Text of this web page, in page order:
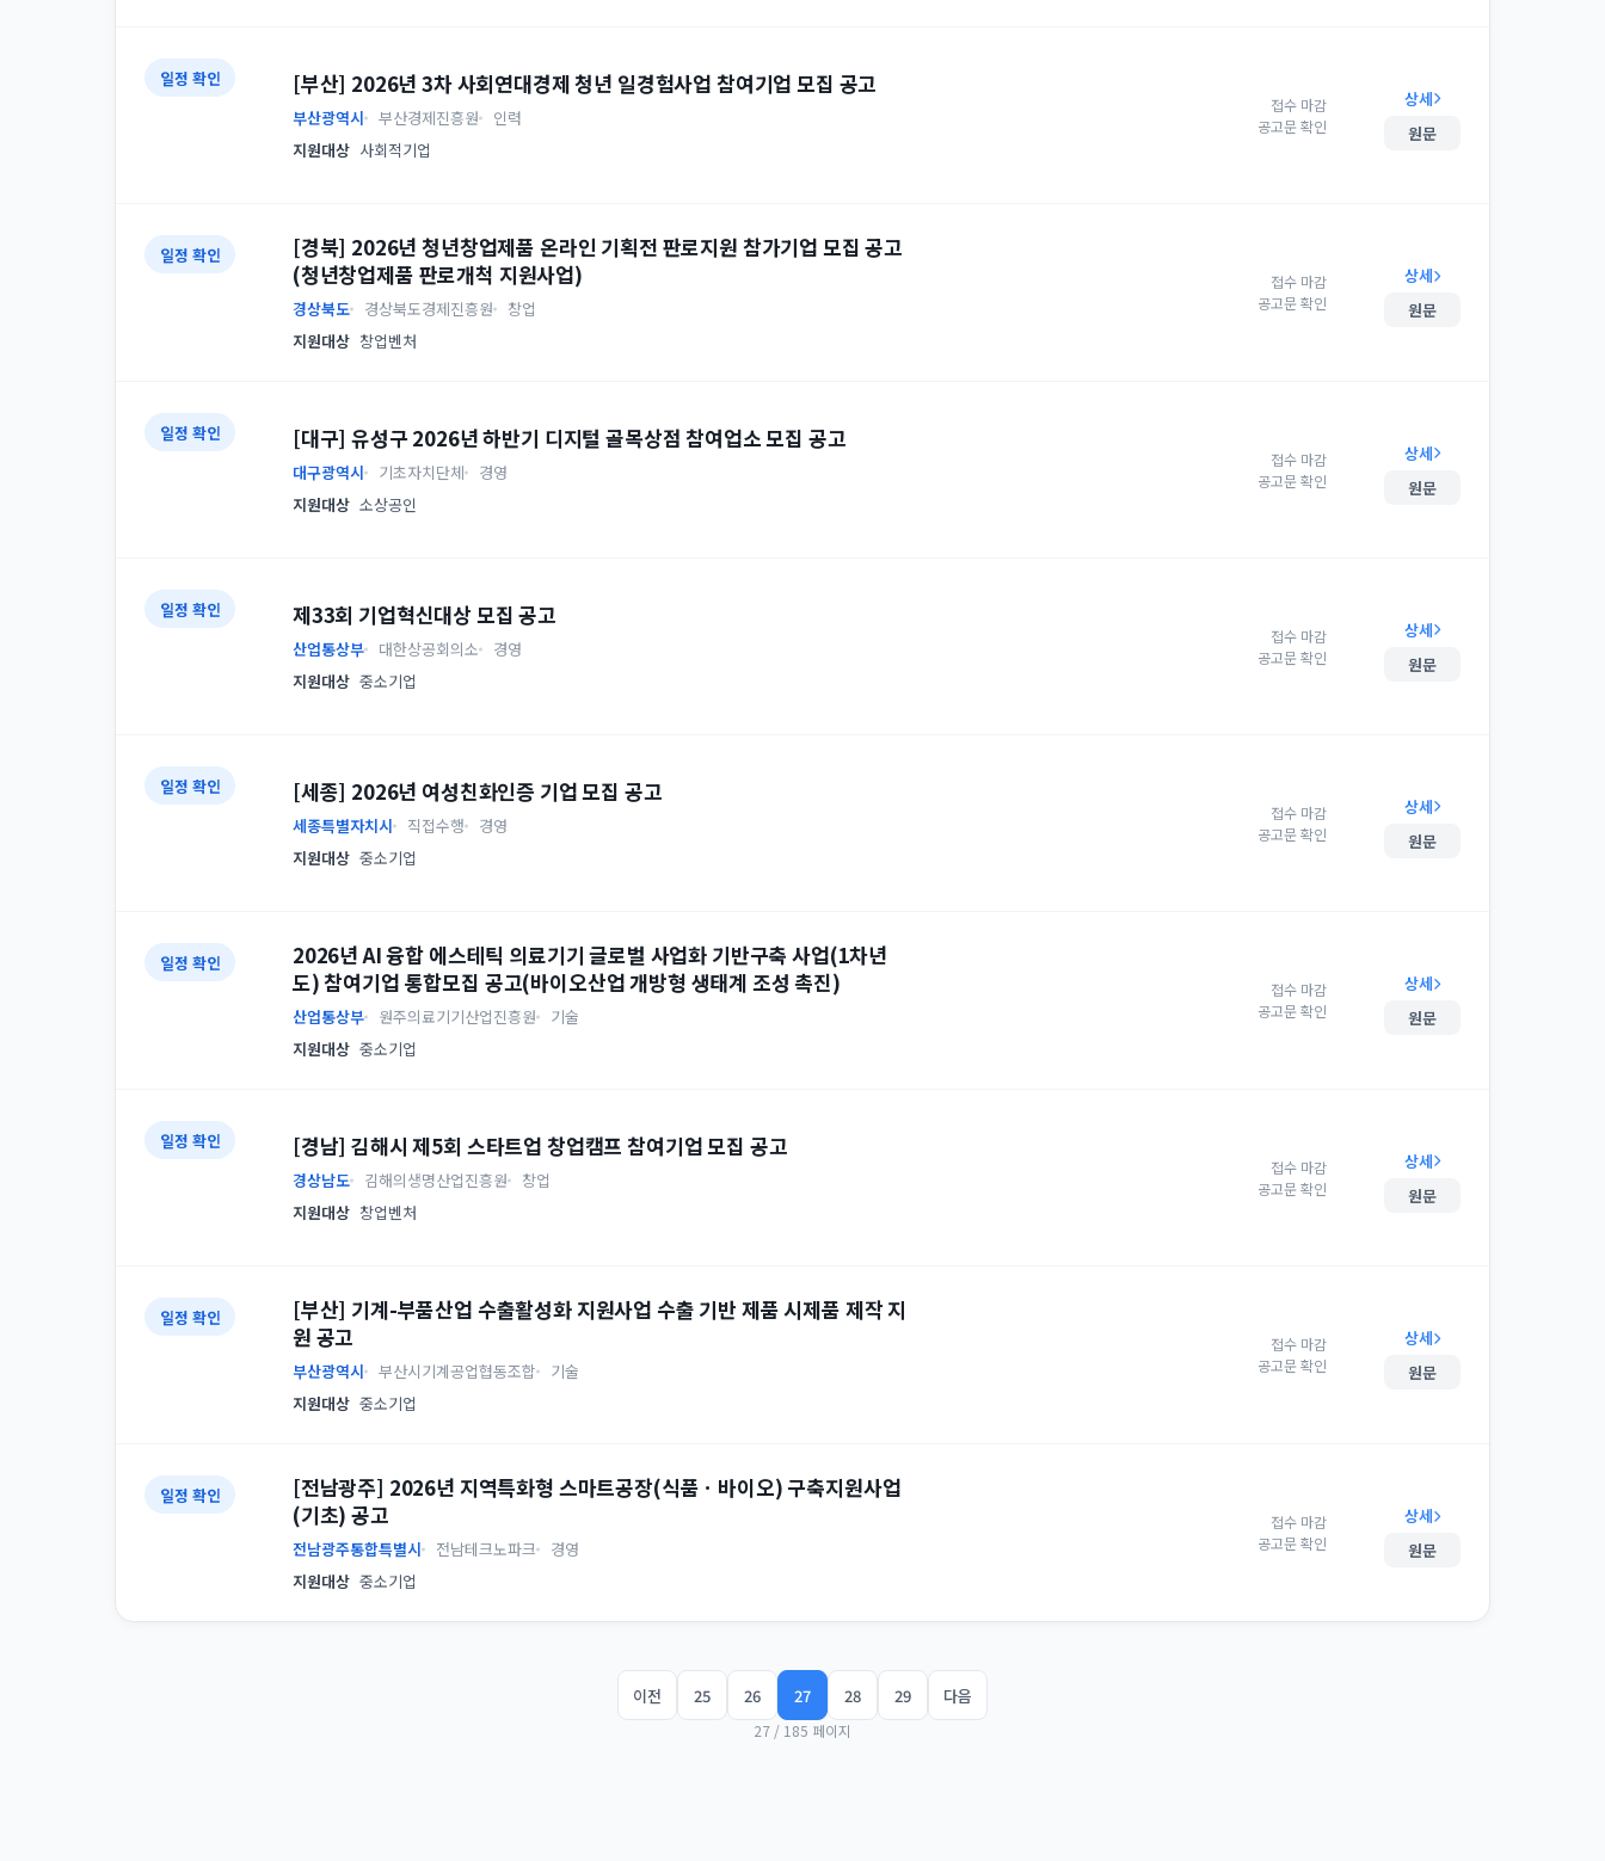
일정 확인 [부산] 2026년 3차 사회연대경제 청년 일경험사업 참여기업 모집 공고
부산광역시 부산경제진흥원
인력
지원대상 사회적기업
접수 마감
공고문 확인
상세
원문
일정 확인
[경북] 2026년 청년창업제품 온라인 기획전 판로지원 참가기업 모집 공고
(청년창업제품 판로개척 지원사업)
경상북도 경상북도경제진흥원
창업
지원대상 창업벤처
접수 마감
공고문 확인
상세
원문
일정 확인 [대구] 유성구 2026년 하반기 디지털 골목상점 참여업소 모집 공고
대구광역시 기초자치단체
경영
지원대상 소상공인
접수 마감
공고문 확인
상세
원문
일정 확인 제33회 기업혁신대상 모집 공고
산업통상부 대한상공회의소
경영
지원대상 중소기업
접수 마감
공고문 확인
상세
원문
일정 확인 [세종] 2026년 여성친화인증 기업 모집 공고
세종특별자치시 직접수행
경영
지원대상 중소기업
접수 마감
공고문 확인
상세
원문
일정 확인
2026년 AI 융합 에스테틱 의료기기 글로벌 사업화 기반구축 사업(1차년
도) 참여기업 통합모집 공고(바이오산업 개방형 생태계 조성 촉진)
산업통상부 원주의료기기산업진흥원
기술
지원대상 중소기업
접수 마감
공고문 확인
상세
원문
일정 확인 [경남] 김해시 제5회 스타트업 창업캠프 참여기업 모집 공고
경상남도 김해의생명산업진흥원
창업
지원대상 창업벤처
접수 마감
공고문 확인
상세
원문
일정 확인
[부산] 기계-부품산업 수출활성화 지원사업 수출 기반 제품 시제품 제작 지
원 공고
부산광역시 부산시기계공업협동조합
기술
지원대상 중소기업
접수 마감
공고문 확인
상세
원문
일정 확인
[전남광주] 2026년 지역특화형 스마트공장(식품ㆍ바이오) 구축지원사업
(기초) 공고
전남광주통합특별시 전남테크노파크
경영
지원대상 중소기업
접수 마감
공고문 확인
상세
원문
이전 25 26 27 28 29 다음
27 / 185 페이지